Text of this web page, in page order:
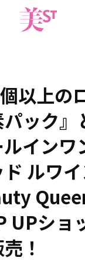
以上の
ック』
インワ
ド ルワ
UPショ
！